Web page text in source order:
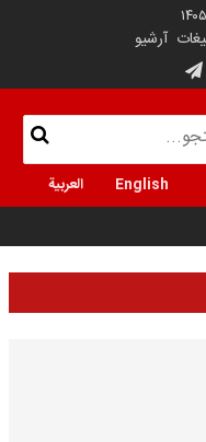
آرشیو
English العربية